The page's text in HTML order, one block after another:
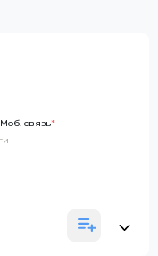
Моб. связь*